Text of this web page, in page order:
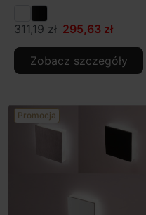
311,19 zł 295,63 zł
Zobacz szczegóły
Promocja